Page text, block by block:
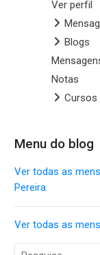
Ver perfil
Blogs
Notas
Cursos
Pular Menu do blog
Menu do blog
Ver todas as
Pereira
Ver todas as